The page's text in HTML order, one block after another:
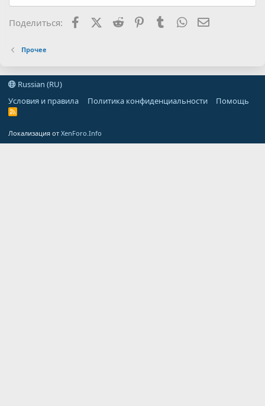
Поделиться: FacebookX (Twitter)
Reddit PinterestTumblr WhatsApp
Прочее
Russian (RU)
Условия и правила
Политика конфиденциальности Помощь
R
Локализация от XenForo.Info